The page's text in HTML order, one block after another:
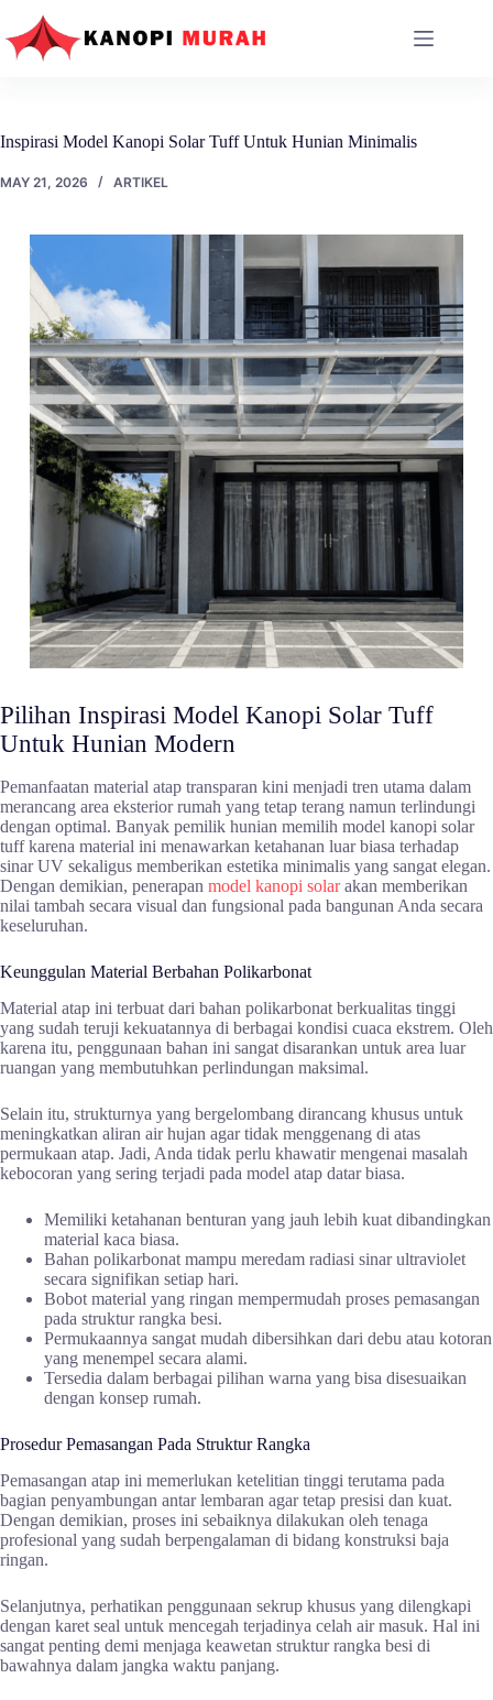
content
Inspirasi Model Kanopi Solar Tuff Untuk Hunian Minimalis
MAY 21, 2026 ARTIKEL
Pilihan Inspirasi Model Kanopi Solar Tuff
Untuk Hunian Modern
Pemanfaatan material atap transparan kini menjadi tren utama dalam
merancang area eksterior rumah yang tetap terang namun terlindungi
dengan optimal. Banyak pemilik hunian memilih model kanopi solar
tuff karena material ini menawarkan ketahanan luar biasa terhadap
sinar UV sekaligus memberikan estetika minimalis yang sangat elegan.
Dengan demikian, penerapan model kanopi solarakan memberikan
nilai tambah secara visual dan fungsional pada bangunan Anda secara
keseluruhan.
Keunggulan Material Berbahan Polikarbonat
Material atap ini terbuat dari bahan polikarbonat berkualitas tinggi
yang sudah teruji kekuatannya di berbagai kondisi cuaca ekstrem. Oleh
karena itu, penggunaan bahan ini sangat disarankan untuk area luar
ruangan yang membutuhkan perlindungan maksimal.
Selain itu, strukturnya yang bergelombang dirancang khusus untuk
meningkatkan aliran air hujan agar tidak menggenang di atas
permukaan atap. Jadi, Anda tidak perlu khawatir mengenai masalah
kebocoran yang sering terjadi pada model atap datar biasa.
Memiliki ketahanan benturan yang jauh lebih kuat dibandingkan
material kaca biasa.
Bahan polikarbonat mampu meredam radiasi sinar ultraviolet
secara signifikan setiap hari.
Bobot material yang ringan mempermudah proses pemasangan
pada struktur rangka besi.
Permukaannya sangat mudah dibersihkan dari debu atau kotoran
yang menempel secara alami.
Tersedia dalam berbagai pilihan warna yang bisa disesuaikan
dengan konsep rumah.
Prosedur Pemasangan Pada Struktur Rangka
Pemasangan atap ini memerlukan ketelitian tinggi terutama pada
bagian penyambungan antar lembaran agar tetap presisi dan kuat.
Dengan demikian, proses ini sebaiknya dilakukan oleh tenaga
profesional yang sudah berpengalaman di bidang konstruksi baja
ringan.
Selanjutnya, perhatikan penggunaan sekrup khusus yang dilengkapi
dengan karet seal untuk mencegah terjadinya celah air masuk. Hal ini
sangat penting demi menjaga keawetan struktur rangka besi di
bawahnya dalam jangka waktu panjang.